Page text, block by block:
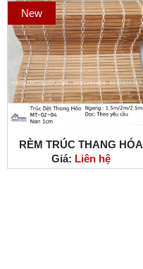
New
RÈM TRÚC THANG HÓA
MÀU TỰ NHIÊN SỬ DỤNG
Giá: Liên hệ